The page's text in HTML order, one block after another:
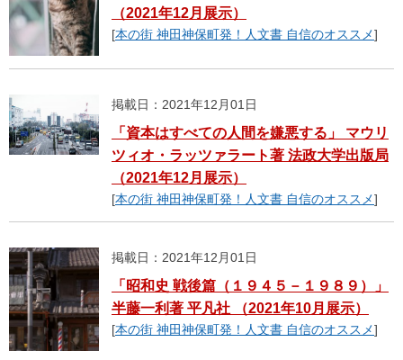
（2021年12月展示）
[本の街 神田神保町発！人文書 自信のオススメ]
掲載日：2021年12月01日
「資本はすべての人間を嫌悪する」 マウリ
ツィオ・ラッツァラート著 法政大学出版局
（2021年12月展示）
[本の街 神田神保町発！人文書 自信のオススメ]
掲載日：2021年12月01日
「昭和史 戦後篇（１９４５－１９８９）」
半藤一利著 平凡社 （2021年10月展示）
[本の街 神田神保町発！人文書 自信のオススメ]